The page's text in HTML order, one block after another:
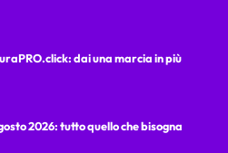
dai una marcia in più
2026: tutto quello che bisogna